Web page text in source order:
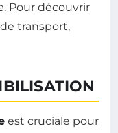
Pour découvrir
transport,
est cruciale pour